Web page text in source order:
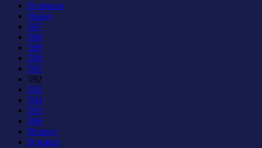
В начало
Назад
587
588
589
590
591
592
593
594
595
596
Вперед
В конец